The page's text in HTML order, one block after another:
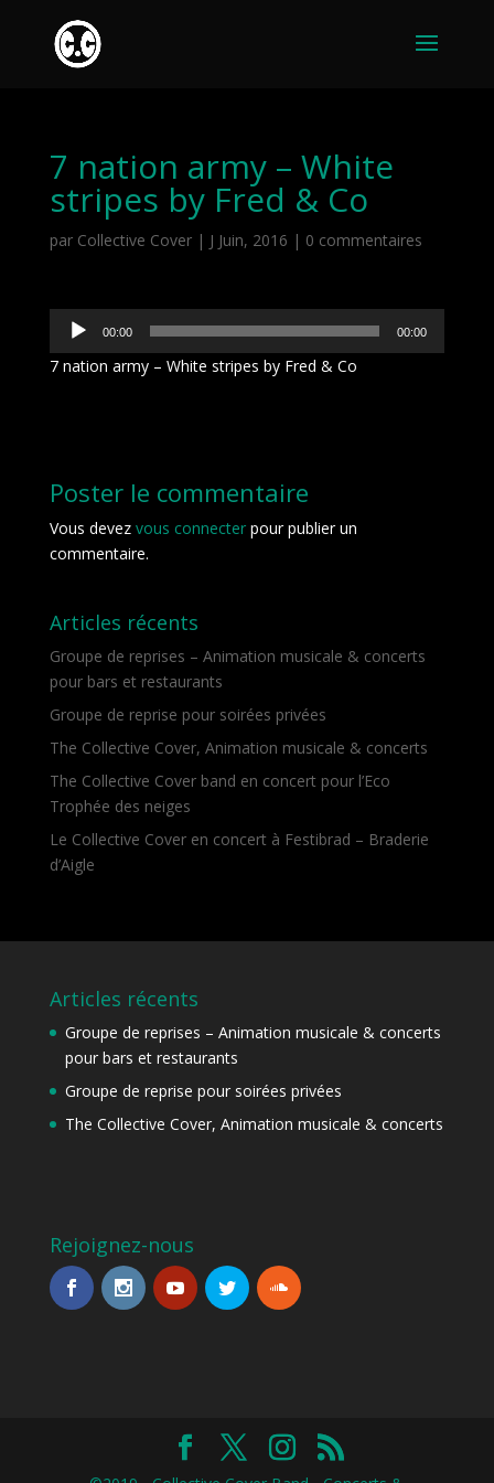
7 nation army – White
stripes by Fred & Co
par Collective Cover| J Juin, 2016 | 0 commentaires
Lecteur
audio
00:00 00:00
7 nation army – White stripes by Fred & Co
Poster le commentaire
Vous devez vous connecterpour publier un
commentaire.
Articles récents
Groupe de reprises – Animation musicale & concerts
pour bars et restaurants
Groupe de reprise pour soirées privées
The Collective Cover, Animation musicale & concerts
The Collective Cover band en concert pour l’Eco
Trophée des neiges
Le Collective Cover en concert à Festibrad – Braderie
d’Aigle
Articles récents
Groupe de reprises – Animation musicale & concerts
pour bars et restaurants
Groupe de reprise pour soirées privées
The Collective Cover, Animation musicale & concerts
Rejoignez-nous